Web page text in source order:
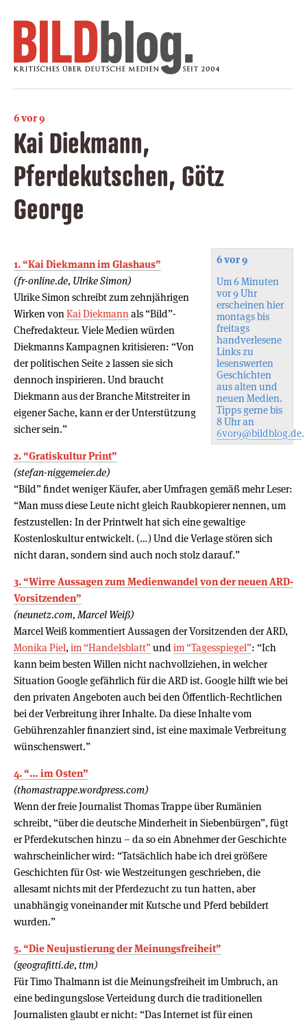
6 vor 9
Kai Diekmann,
Pferdekutschen, Götz
George
6 vor 9
Um 6 Minuten
vor 9 Uhr
erscheinen hier
montags bis
freitags
handverlesene
Links zu
lesenswerten
Geschichten
aus alten und
neuen Medien.
Tipps gerne bis
8 Uhr an
6vor9@bildblog.de.
1. “Kai Diekmann im Glashaus”
(fr-online.de, Ulrike Simon)
Ulrike Simon schreibt zum zehnjährigen
Wirken von Kai Diekmann als “Bild”-
Chefredakteur. Viele Medien würden
Diekmanns Kampagnen kritisieren: “Von
der politischen Seite 2 lassen sie sich
dennoch inspirieren. Und braucht
Diekmann aus der Branche Mitstreiter in
eigener Sache, kann er der Unterstützung
sicher sein.”
2. “Gratiskultur Print”
(stefan-niggemeier.de)
“Bild” findet weniger Käufer, aber Umfragen gemäß mehr Leser:
“Man muss diese Leute nicht gleich Raubkopierer nennen, um
festzustellen: In der Printwelt hat sich eine gewaltige
Kostenloskultur entwickelt. (…) Und die Verlage stören sich
nicht daran, sondern sind auch noch stolz darauf.”
3. “Wirre Aussagen zum Medienwandel von der neuen ARD-
Vorsitzenden”
(neunetz.com, Marcel Weiß)
Marcel Weiß kommentiert Aussagen der Vorsitzenden der ARD,
Monika Piel, im “Handelsblatt”und im “Tagesspiegel”: “Ich
kann beim besten Willen nicht nachvollziehen, in welcher
Situation Google gefährlich für die ARD ist. Google hilft wie bei
den privaten Angeboten auch bei den Öffentlich-Rechtlichen
bei der Verbreitung ihrer Inhalte. Da diese Inhalte vom
Gebührenzahler finanziert sind, ist eine maximale Verbreitung
wünschenswert.”
4. “… im Osten”
(thomastrappe.wordpress.com)
Wenn der freie Journalist Thomas Trappe über Rumänien
schreibt, “über die deutsche Minderheit in Siebenbürgen”, fügt
er Pferdekutschen hinzu – da so ein Abnehmer der Geschichte
wahrscheinlicher wird: “Tatsächlich habe ich drei größere
Geschichten für Ost- wie Westzeitungen geschrieben, die
allesamt nichts mit der Pferdezucht zu tun hatten, aber
unabhängig voneinander mit Kutsche und Pferd bebildert
wurden.”
5. “Die Neujustierung der Meinungsfreiheit”
(geografitti.de, ttm)
Für Timo Thalmann ist die Meinungsfreiheit im Umbruch, an
eine bedingungslose Verteidung durch die traditionellen
Journalisten glaubt er nicht: “Das Internet ist für einen